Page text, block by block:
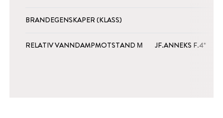
BRANDEGENSKAPER (KLASS)
RELATIV VANNDAMPMOTSTAND Μ JF.ANNEKS F.4*